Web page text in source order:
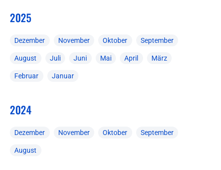
2025
Dezember November Oktober September
August Juli Juni Mai April März
Februar Januar
2024
Dezember November Oktober September
August